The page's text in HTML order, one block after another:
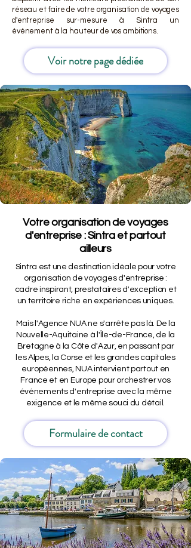
réseau et faire de votre organisation de voyages
d'entreprise sur-mesure à Sintra un
événement à la hauteur de vos ambitions.
Voir notre page dédiée
Votre organisation de voyages
d'entreprise : Sintra et partout
ailleurs
Sintra est une destination idéale pour votre
organisation de voyages d'entreprise :
cadre inspirant, prestataires d'exception et
un territoire riche en expériences uniques.
Mais l'Agence NUA ne s'arrête pas là. De la
Nouvelle-Aquitaine à l'Île-de-France, de la
Bretagne à la Côte d'Azur, en passant par
les Alpes, la Corse et les grandes capitales
européennes, NUA intervient partout en
France et en Europe pour orchestrer vos
événements d'entreprise avec la même
exigence et le même souci du détail.
Formulaire de contact